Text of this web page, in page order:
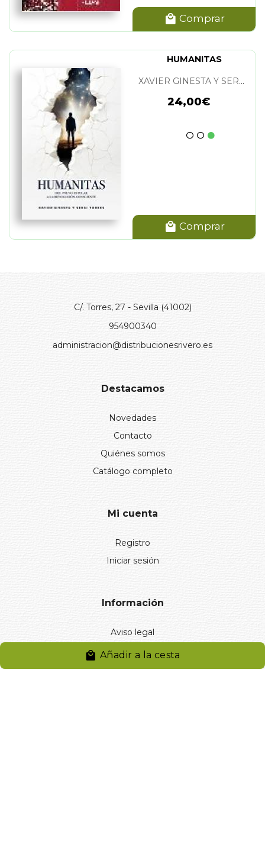
Añadir a la cesta
Comprar
HUMANITAS
XAVIER GINESTA Y SERGI TORRES
24,00€
Comprar
C/. Torres, 27 - Sevilla (41002)
954900340
administracion@distribucionesrivero.es
Destacamos
Novedades
Contacto
Quiénes somos
Catálogo completo
Mi cuenta
Registro
Iniciar sesión
Información
Aviso legal
Política de privacidad
Entregas y devoluciones